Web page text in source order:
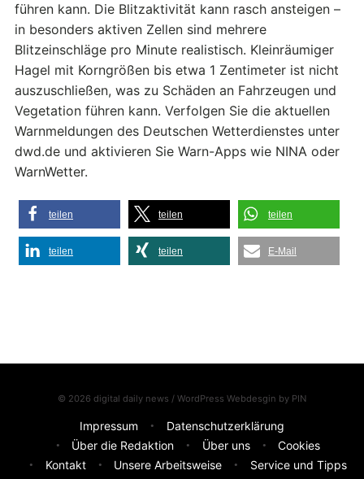
führen kann. Die Blitzaktivität kann rasch ansteigen –
in besonders aktiven Zellen sind mehrere
Blitzeinschläge pro Minute realistisch. Kleinräumiger
Hagel mit Korngrößen bis etwa 1 Zentimeter ist nicht
auszuschließen, was zu Schäden an Fahrzeugen und
Vegetation führen kann. Verfolgen Sie die aktuellen
Warnmeldungen des Deutschen Wetterdienstes unter
dwd.de und aktivieren Sie Warn-Apps wie NINA oder
WarnWetter.
teilen teilen teilen
teilen teilen E-Mail
© 2026 digital daily news / WordPress Webdesgin by PIN
Impressum
Datenschutzerklärung
Über die Redaktion
Über uns
Cookies
Kontakt
Unsere Arbeitsweise Service und Tipps